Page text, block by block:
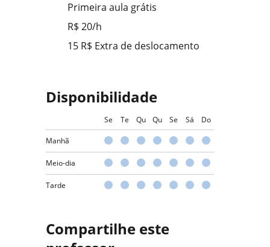
Primeira aula grátis
R$ 20/h
15 R$ Extra de deslocamento
Disponibilidade
Se Te Qu Qu Se Sá Do
Manhã
Meio-dia
Tarde
Compartilhe este